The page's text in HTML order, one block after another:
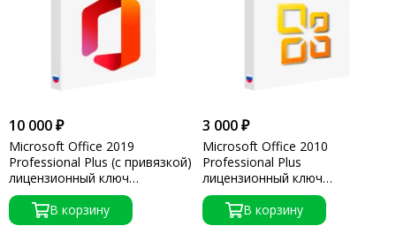
10 000 ₽
Microsoft Office 2019
Professional Plus (с привязкой)
лицензионный ключ
активации
В корзину
3 000 ₽
Microsoft Office 2010
Professional Plus
лицензионный ключ
активации
В корзину